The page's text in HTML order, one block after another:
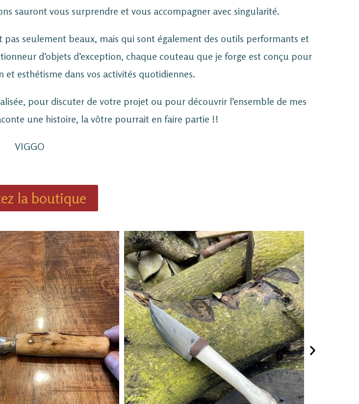
sauront vous surprendre et vous accompagner avec singularité.
seulement beaux, mais qui sont également des outils performants et
d’objets d’exception, chaque couteau que je forge est conçu pour
et esthétisme dans vos activités quotidiennes.
pour discuter de votre projet ou pour découvrir l’ensemble de mes
une histoire, la vôtre pourrait en faire partie !!
VIGGO
la boutique